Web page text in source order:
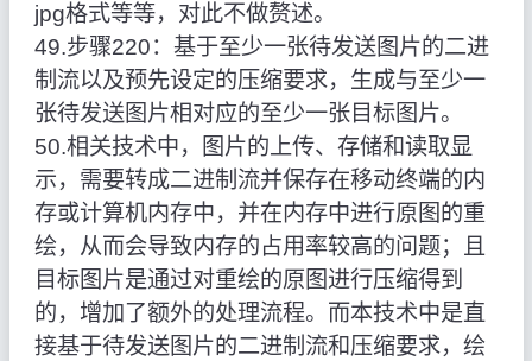
jpg格式等等，对此不做赘述。
49.步骤220：基于至少一张待发送图片的二进
制流以及预先设定的压缩要求，生成与至少一
张待发送图片相对应的至少一张目标图片。
50.相关技术中，图片的上传、存储和读取显
示，需要转成二进制流并保存在移动终端的内
存或计算机内存中，并在内存中进行原图的重
绘，从而会导致内存的占用率较高的问题；且
目标图片是通过对重绘的原图进行压缩得到
的，增加了额外的处理流程。而本技术中是直
接基于待发送图片的二进制流和压缩要求，绘